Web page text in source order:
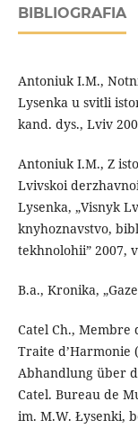
BIBLIOGRAFIA
Antoniuk I.M.,
Lysenka u svitli
kand. dys., Lviv
Antoniuk I.M., Z
Lvivskoi
Lysenka, „Visnyk
knyhoznavstvo,
tekhnolohii” 2007,
B.a., Kronika,
Catel Ch., Membre
Traite d’Harmonie
Abhandlung über
Catel. Bureau de
im. M.W. Łysenki,